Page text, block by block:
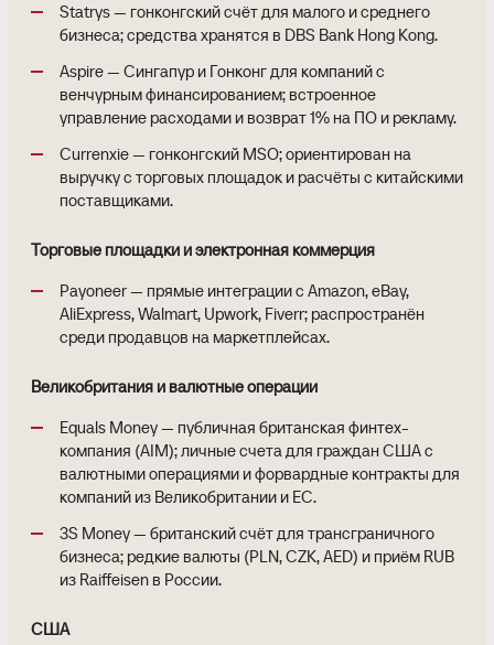
Statrys — гонконгский счёт для малого и среднего
бизнеса; средства хранятся в DBS Bank Hong Kong.
Aspire — Сингапур и Гонконг для компаний с
венчурным финансированием; встроенное
управление расходами и возврат 1% на ПО и рекламу.
Currenxie — гонконгский MSO; ориентирован на
выручку с торговых площадок и расчёты с китайскими
поставщиками.
Торговые площадки и электронная коммерция
Payoneer — прямые интеграции с Amazon, eBay,
AliExpress, Walmart, Upwork, Fiverr; распространён
среди продавцов на маркетплейсах.
Великобритания и валютные операции
Equals Money — публичная британская финтех-
компания (AIM); личные счета для граждан США с
валютными операциями и форвардные контракты для
компаний из Великобритании и ЕС.
3S Money — британский счёт для трансграничного
бизнеса; редкие валюты (PLN, CZK, AED) и приём RUB
из Raiffeisen в России.
США